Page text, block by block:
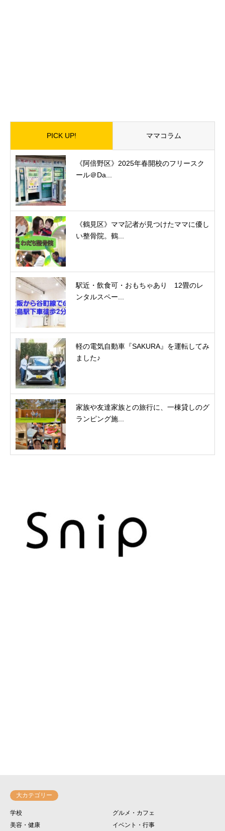
PICK UP! ママコラム
《阿倍野区》2025年春開校のフリースク
ール＠Da...
《鶴見区》ママ記者が見つけたママに優し
い整骨院。鶴...
駅近・飲食可・おもちゃあり 12畳のレ
ンタルスペー...
軽の電気自動車『SAKURA』を運転してみ
ました♪
家族や友達家族との旅行に、一棟貸しのグ
ランピング施...
大カテゴリー
学校
グルメ・カフェ
美容・健康
イベント・行事